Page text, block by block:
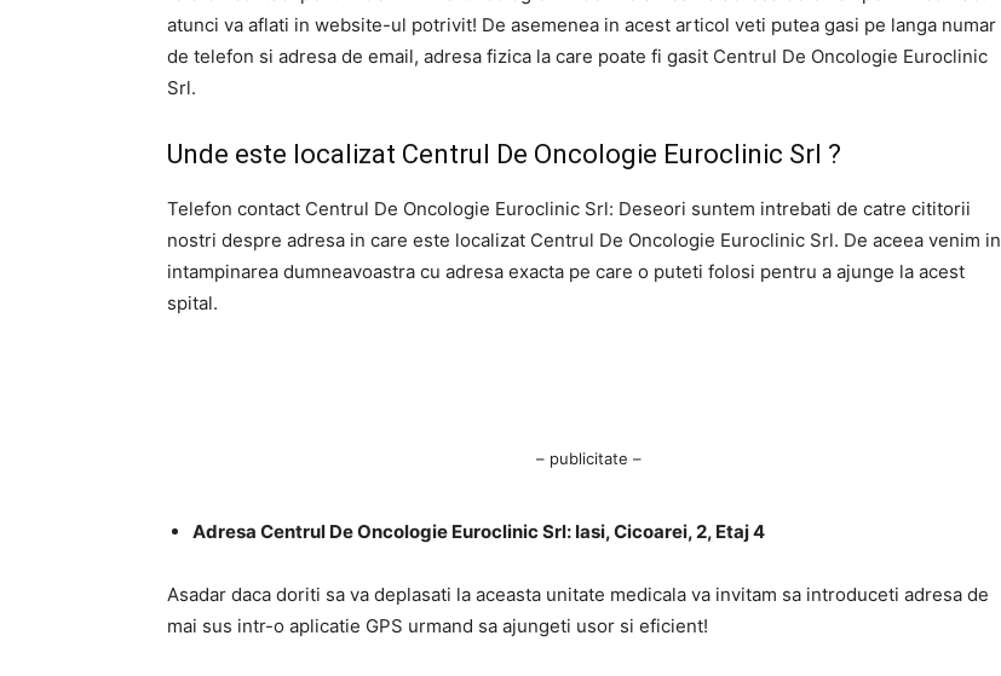
atunci va aflati in website-ul potrivit! De asemenea in acest articol veti putea gasi pe langa numar
de telefon si adresa de email, adresa fizica la care poate fi gasit Centrul De Oncologie Euroclinic
Srl.
Unde este localizat Centrul De Oncologie Euroclinic Srl ?
Telefon contact Centrul De Oncologie Euroclinic Srl: Deseori suntem intrebati de catre cititorii
nostri despre adresa in care este localizat Centrul De Oncologie Euroclinic Srl. De aceea venim in
intampinarea dumneavoastra cu adresa exacta pe care o puteti folosi pentru a ajunge la acest
spital.
– publicitate –
Adresa Centrul De Oncologie Euroclinic Srl: Iasi, Cicoarei, 2, Etaj 4
Asadar daca doriti sa va deplasati la aceasta unitate medicala va invitam sa introduceti adresa de
mai sus intr-o aplicatie GPS urmand sa ajungeti usor si eficient!